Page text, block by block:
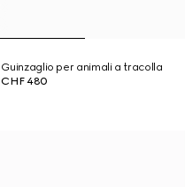
Guinzaglio per animali a tracolla
CHF 480